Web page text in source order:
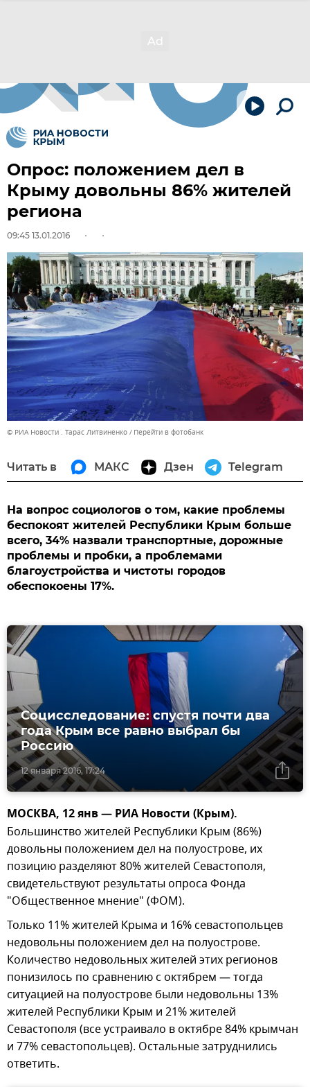
Опрос: положением дел в
Крыму довольны 86% жителей
региона
09:45 13.01.2016
© РИА Новости . Тарас Литвиненко Перейти в фотобанк
Читать в МАКС Дзен Telegram
На вопрос социологов о том, какие проблемы
беспокоят жителей Республики Крым больше
всего, 34% назвали транспортные, дорожные
проблемы и пробки, а проблемами
благоустройства и чистоты городов
обеспокоены 17%.
12 января 2016, 17:24
Социсследование: спустя почти два
года Крым все равно выбрал бы
Россию
МОСКВА, 12 янв — РИА Новости (Крым).
Большинство жителей Республики Крым (86%)
довольны положением дел на полуострове, их
позицию разделяют 80% жителей Севастополя,
свидетельствуют результаты опроса Фонда
"Общественное мнение" (ФОМ).
Только 11% жителей Крыма и 16% севастопольцев
недовольны положением дел на полуострове.
Количество недовольных жителей этих регионов
понизилось по сравнению с октябрем — тогда
ситуацией на полуострове были недовольны 13%
жителей Республики Крым и 21% жителей
Севастополя (все устраивало в октябре 84% крымчан
и 77% севастопольцев). Остальные затруднились
ответить.